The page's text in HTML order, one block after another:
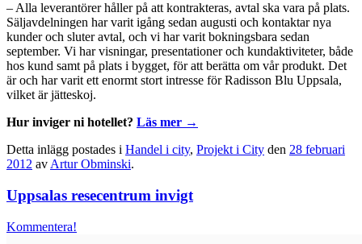
– Alla leverantörer håller på att kontrakteras, avtal ska vara på plats.
Säljavdelningen har varit igång sedan augusti och kontaktar nya
kunder och sluter avtal, och vi har varit bokningsbara sedan
september. Vi har visningar, presentationer och kundaktiviteter, både
hos kund samt på plats i bygget, för att berätta om vår produkt. Det
är och har varit ett enormt stort intresse för Radisson Blu Uppsala,
vilket är jätteskoj.
Hur inviger ni hotellet? Läs mer →
Detta inlägg postades i Handel i city, Projekt i City den 28 februari
2012 av Artur Obminski.
Uppsalas resecentrum invigt
Kommentera!